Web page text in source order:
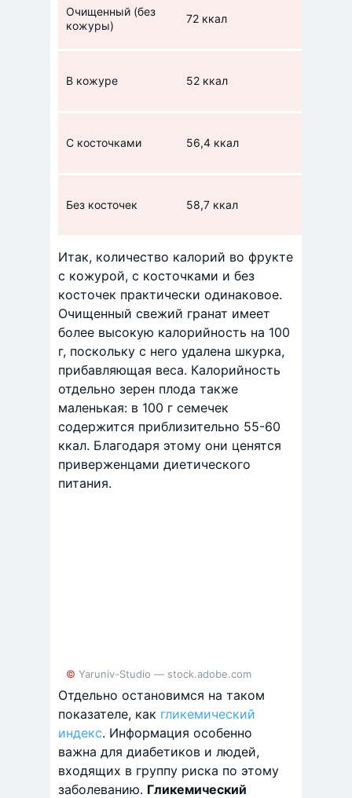
Очищенный (без
кожуры)
72 ккал
В кожуре 52 ккал
С косточками 56,4 ккал
Без косточек 58,7 ккал
Итак, количество калорий во фрукте
с кожурой, с косточками и без
косточек практически одинаковое.
Очищенный свежий гранат имеет
более высокую калорийность на 100
г, поскольку с него удалена шкурка,
прибавляющая веса. Калорийность
отдельно зерен плода также
маленькая: в 100 г семечек
содержится приблизительно 55-60
ккал. Благодаря этому они ценятся
приверженцами диетического
питания.
© Yaruniv-Studio — stock.adobe.com
Отдельно остановимся на таком
показателе, как гликемический
индекс. Информация особенно
важна для диабетиков и людей,
входящих в группу риска по этому
заболеванию. Гликемический